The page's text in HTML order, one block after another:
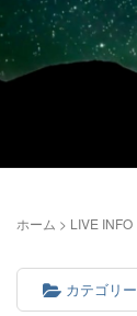
ホーム > LIVE INFO
カテゴリー
2:00 AM
5:00 AM
6:00 AM